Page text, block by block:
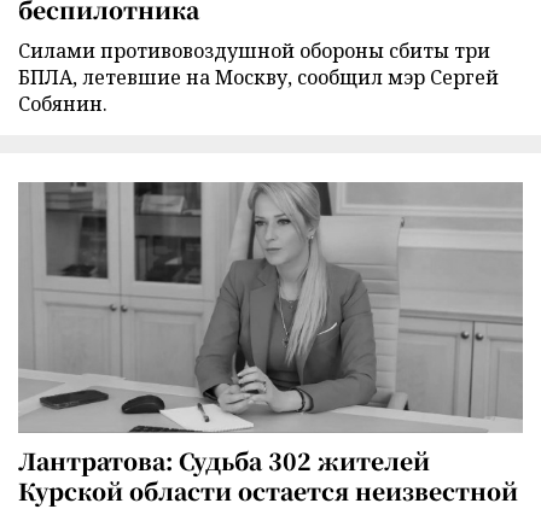
беспилотника
Силами противовоздушной обороны сбиты три
БПЛА, летевшие на Москву, сообщил мэр Сергей
Собянин.
Лантратова: Судьба 302 жителей
Курской области остается неизвестной